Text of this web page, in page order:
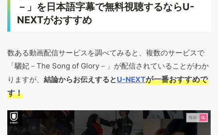
－」を日本語字幕で無料視聴するならU-
NEXTがおすすめ
数ある動画配信サービスを調べてみると、複数のサービスで
「驪妃－The Song of Glory－」が配信されていることがわか
りますが、 結論からお伝えするとU-NEXTが一番おすすめで
す！